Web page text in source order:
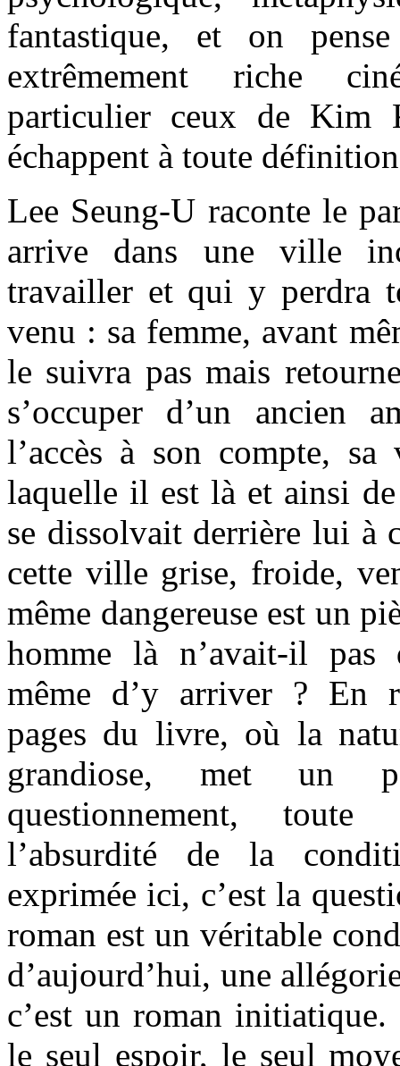
fantastique, et on
extrêmement riche
particulier ceux de Kim
échappent à toute
Lee Seung-U raconte le
arrive dans une ville
travailler et qui y perdra
venu : sa femme, avant
le suivra pas mais
s’occuper d’un ancien
l’accès à son compte,
laquelle il est là et ainsi
se dissolvait derrière lui à
cette ville grise, froide,
même dangereuse est un
homme là n’avait-il
même d’y arriver ? En
pages du livre, où la
grandiose, met
questionnement,
l’absurdité de la
exprimée ici, c’est la
roman est un véritable
d’aujourd’hui, une
c’est un roman
le seul espoir, le seul